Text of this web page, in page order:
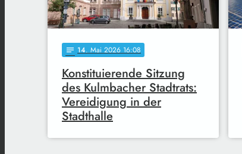
notes 14. Mai 2026 16:08
Konstituierende Sitzung
des Kulmbacher Stadtrats:
Vereidigung in der
Stadthalle